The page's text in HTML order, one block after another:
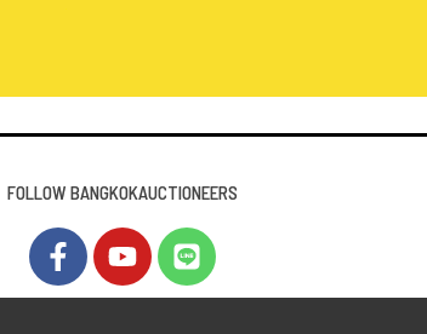
FOLLOW BANGKOKAUCTIONEERS